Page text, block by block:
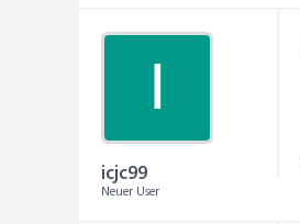
I
icjc99
Neuer User